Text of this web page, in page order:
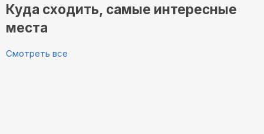
Куда сходить, самые интересные
места
Смотреть все